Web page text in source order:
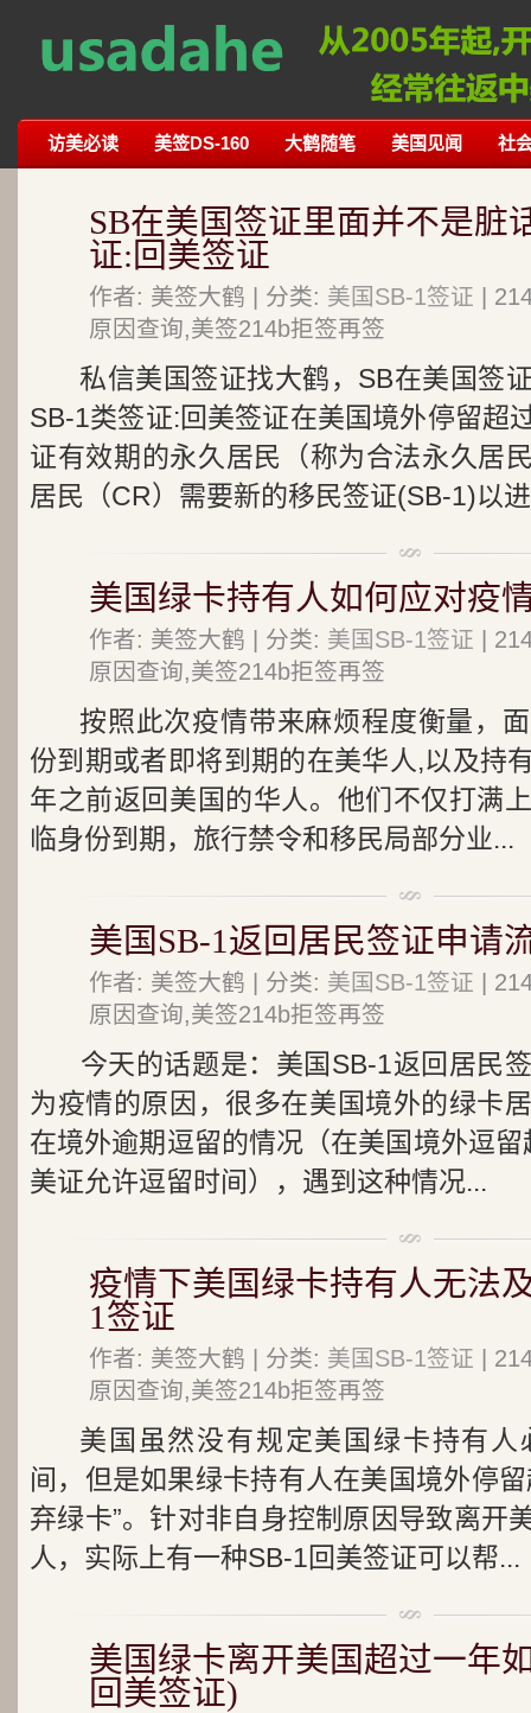
访美必读 美签DS-160 大鹤随笔 美国见闻 社
SB在美国签证里面并不是脏
证:回美签证
作者: 美签大鹤 | 分类: 美国SB-1签证 |
原因查询,美签214b拒签再签
私信美国签证找大鹤，SB在美国签
SB-1类签证:回美签证在美国境外停留超
证有效期的永久居民（称为合法永久居
居民（CR）需要新的移民签证(SB-1)以
美国绿卡持有人如何应对疫
作者: 美签大鹤 | 分类: 美国SB-1签证 |
原因查询,美签214b拒签再签
按照此次疫情带来麻烦程度衡量，
份到期或者即将到期的在美华人,以及持
年之前返回美国的华人。他们不仅打满
临身份到期，旅行禁令和移民局部分业...
美国SB-1返回居民签证申请
作者: 美签大鹤 | 分类: 美国SB-1签证 |
原因查询,美签214b拒签再签
今天的话题是：美国SB-1返回居民
为疫情的原因，很多在美国境外的绿卡
在境外逾期逗留的情况（在美国境外逗
美证允许逗留时间），遇到这种情况...
疫情下美国绿卡持有人无法
1签证
作者: 美签大鹤 | 分类: 美国SB-1签证 |
原因查询,美签214b拒签再签
美国虽然没有规定美国绿卡持有
间，但是如果绿卡持有人在美国境外停
弃绿卡”。针对非自身控制原因导致离开
人，实际上有一种SB-1回美签证可以帮...
美国绿卡离开美国超过一年
回美签证)